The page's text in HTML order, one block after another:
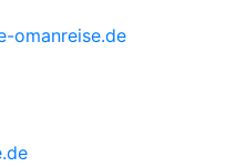
omanreise.de